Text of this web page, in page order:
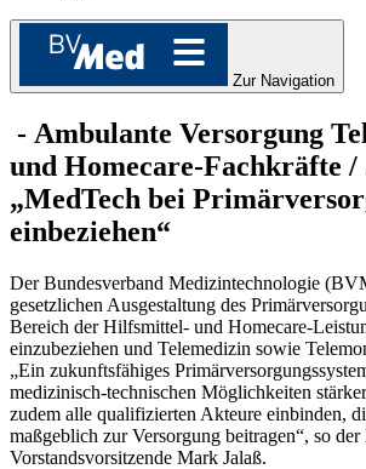
Zur Navigation
- Ambulante Versorgung
und Homecare-Fachkräfte /
„MedTech bei
einbeziehen“
Der Bundesverband Medizintechnologie
gesetzlichen Ausgestaltung des
Bereich der Hilfsmittel- und Homecare-
einzubeziehen und Telemedizin sowie
„Ein zukunftsfähiges
medizinisch-technischen Möglichkeiten
zudem alle qualifizierten Akteure einbinden,
maßgeblich zur Versorgung beitragen“, so
Vorstandsvorsitzende Mark Jalaß.